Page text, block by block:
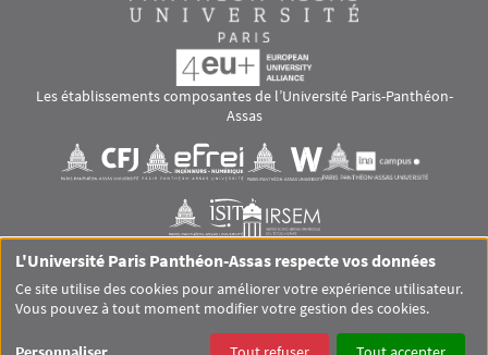
Les établissements composantes de l’Université Paris-Panthéon-
Assas
Visuel svgVisuel svg Visuel svgVisuel svg
Visuel svgVisuel svg
RS footer
GLOSSAIRE MENTIONS LÉGALES
L'Université Paris Panthéon-Assas respecte vos données
Ce site utilise des cookies pour améliorer votre expérience utilisateur.
Vous pouvez à tout moment modifier votre gestion des cookies.